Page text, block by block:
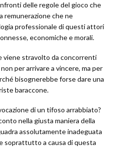
delle regole del gioco che
remunerazione che ne
professionale di questi attori
economiche e morali.
viene stravolto da concorrenti
per arrivare a vincere, ma per
bisognerebbe forse dare una
baraccone.
di un tifoso arrabbiato?
nella giusta maniera della
assolutamente inadeguata
soprattutto a causa di questa